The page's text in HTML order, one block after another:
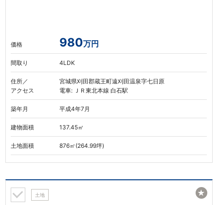
価格 980万円
間取り 4LDK
住所／
アクセス
宮城県刈田郡蔵王町遠刈田温泉字七日原
電車: ＪＲ東北本線 白石駅
築年月 平成4年7月
建物面積 137.45㎡
土地面積 876㎡(264.99坪)
土地 ★